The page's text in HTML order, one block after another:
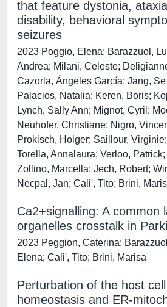
that feature dystonia,
disability, behavioral
seizures
2023 Poggio, Elena; Barazzuol,
Andrea; Milani, Celeste;
Cazorla, Ángeles García; Jang,
Palacios, Natalia; Keren, Boris;
Lynch, Sally Ann; Mignot, Cyril;
Neuhofer, Christiane; Nigro,
Prokisch, Holger; Saillour,
Torella, Annalaura; Verloo,
Zollino, Marcella; Jech, Robert;
Necpal, Jan; Cali', Tito; Brini,
Ca2+signalling: A common
organelles crosstalk in
2023 Peggion, Caterina;
Elena; Cali', Tito; Brini, Marisa
Perturbation of the host
homeostasis and ER-